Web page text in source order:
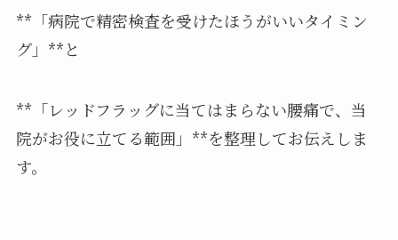
**「病院で精密検査を受けたほうがいいタイミン
グ」**と
**「レッドフラッグに当てはまらない腰痛で、当
院がお役に立てる範囲」**を整理してお伝えしま
す。